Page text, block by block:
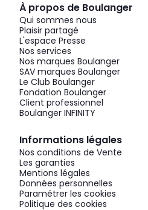
À propos de Boulanger
Qui sommes nous
Plaisir partagé
L'espace Presse
Nos services
Nos marques Boulanger
SAV marques Boulanger
Le Club Boulanger
Fondation Boulanger
Client professionnel
Boulanger INFINITY
Informations légales
Nos conditions de Vente
Les garanties
Mentions légales
Données personnelles
Paramétrer les cookies
Politique des cookies